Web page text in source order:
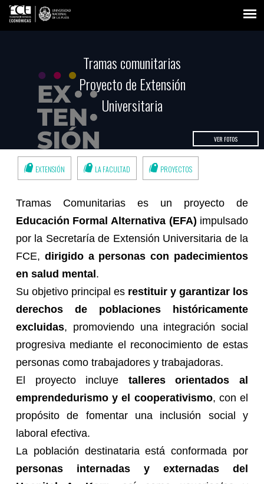
Tramas comunitarias
Proyecto de Extensión
Universitaria
VER FOTOS
EXTENSIÓN LA FACULTAD PROYECTOS
Tramas Comunitarias es un proyecto de
Educación Formal Alternativa (EFA) impulsado
por la Secretaría de Extensión Universitaria de la
FCE, dirigido a personas con padecimientos
en salud mental .
Su objetivo principal es restituir y garantizar los
derechos de poblaciones históricamente
excluidas, promoviendo una integración social
progresiva mediante el reconocimiento de estas
personas como trabajadores y trabajadoras.
El proyecto incluye talleres orientados al
emprendedurismo y el cooperativismo, con el
propósito de fomentar una inclusión social y
laboral efectiva.
La población destinataria está conformada por
personas internadas y externadas del